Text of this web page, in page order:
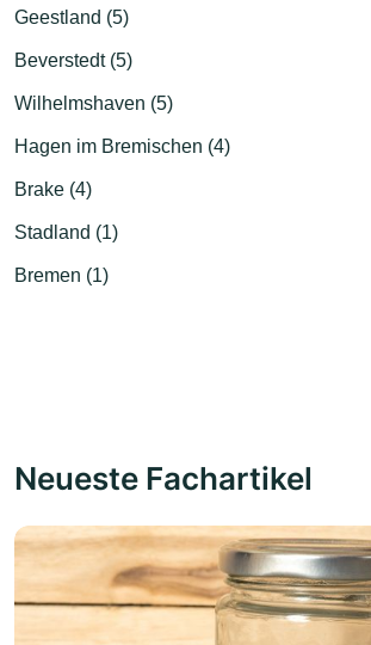
Geestland (5)
Beverstedt (5)
Wilhelmshaven (5)
Hagen im Bremischen (4)
Brake (4)
Stadland (1)
Bremen (1)
Neueste Fachartikel